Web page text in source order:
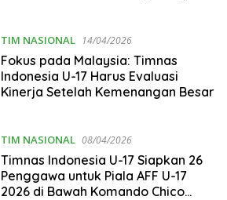
TIM NASIONAL 14/04/2026
Fokus pada Malaysia: Timnas
Indonesia U-17 Harus Evaluasi
Kinerja Setelah Kemenangan Besar
TIM NASIONAL 08/04/2026
Timnas Indonesia U-17 Siapkan 26
Penggawa untuk Piala AFF U-17
2026 di Bawah Komando Chico